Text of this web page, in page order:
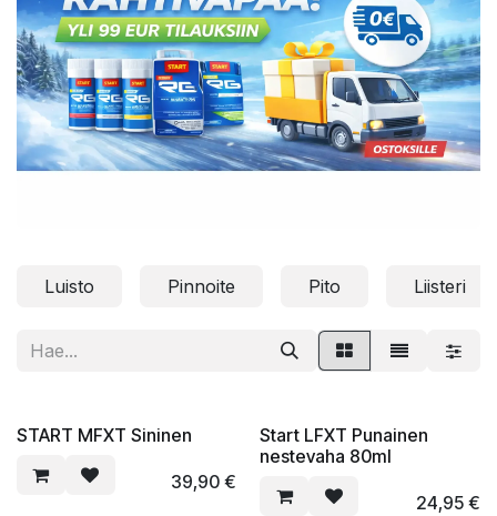
Luisto Pinnoite Pito Liisteri
START MFXT Sininen
39,90 €
Start LFXT Punainen
nestevaha 80ml
24,95€